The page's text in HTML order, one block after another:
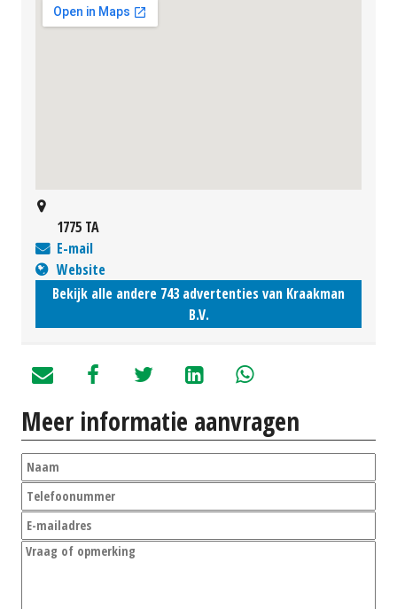
1775 TA
E-mail
Website
Bekijk alle andere 743 advertenties van Kraakman
B.V.
Meer informatie aanvragen